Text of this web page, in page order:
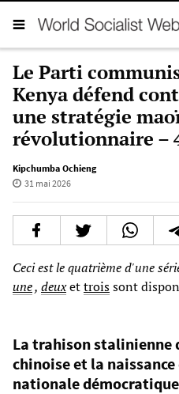
Le Parti
Kenya défend
une stratégie
révolutionnaire –
Kipchumba Ochieng
31 mai 2026
Ceci est le quatrième d'une
une, deuxettroissont
La trahison stalinienne
chinoise et la
nationale démocratique